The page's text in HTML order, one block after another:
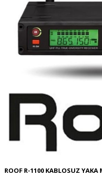
ROOF R-1100 KABLOSUZ YAKA